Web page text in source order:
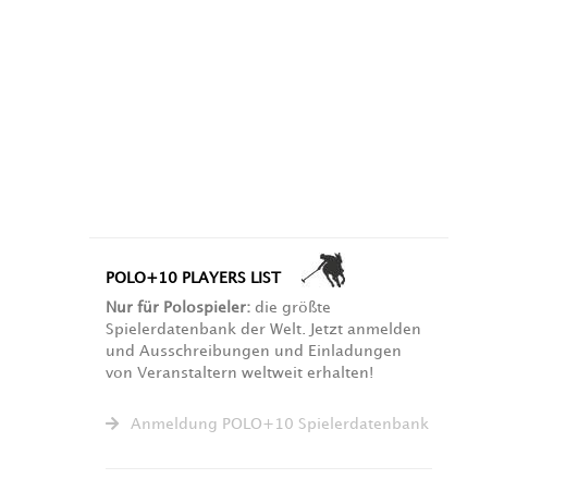
POLO+10 PLAYERS LIST
Nur für Polospieler: die größte
Spielerdatenbank der Welt. Jetzt anmelden
und Ausschreibungen und Einladungen
von Veranstaltern weltweit erhalten!
Anmeldung POLO+10 Spielerdatenbank